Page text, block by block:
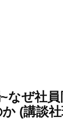
なぜ社
(講談